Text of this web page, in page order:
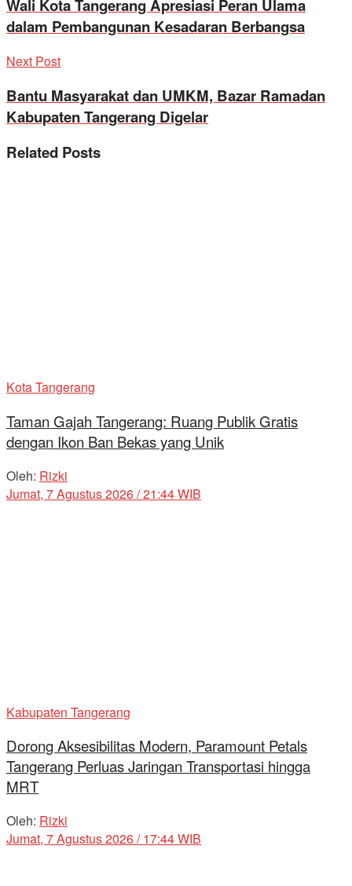
Wali Kota Tangerang Apresiasi Peran Ulama
dalam Pembangunan Kesadaran Berbangsa
Next Post
Bantu Masyarakat dan UMKM, Bazar Ramadan
Kabupaten Tangerang Digelar
Related Posts
Kota Tangerang
Taman Gajah Tangerang: Ruang Publik Gratis
dengan Ikon Ban Bekas yang Unik
Oleh: Rizki
Jumat, 7 Agustus 2026 / 21:44 WIB
Kabupaten Tangerang
Dorong Aksesibilitas Modern, Paramount Petals
Tangerang Perluas Jaringan Transportasi hingga
MRT
Oleh: Rizki
Jumat, 7 Agustus 2026 / 17:44 WIB